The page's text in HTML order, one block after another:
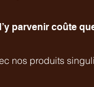
parvenir coûte
nos produits